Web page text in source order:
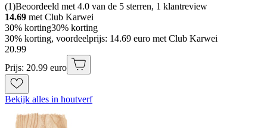
(1)Beoordeeld met 4.0 van de 5 sterren, 1 klantreview
14.69 met Club Karwei
30% korting30% korting
30% korting, voordeelprijs: 14.69 euro met Club Karwei
20.99
Prijs: 20.99 euro
Bekijk alles in houtverf